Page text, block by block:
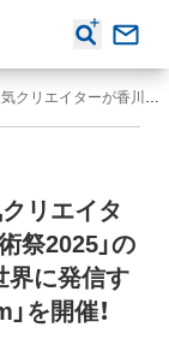
TikTok、9つの国と地域から人気クリエイターが香川に集結！「瀬戸内国際芸術祭2025」の開催に合わせ、瀬戸内の魅力を世界に発信する「TikTok Connect By Tourism」を開催！
リエイタ
祭2025」の
界に発信す
を開催！